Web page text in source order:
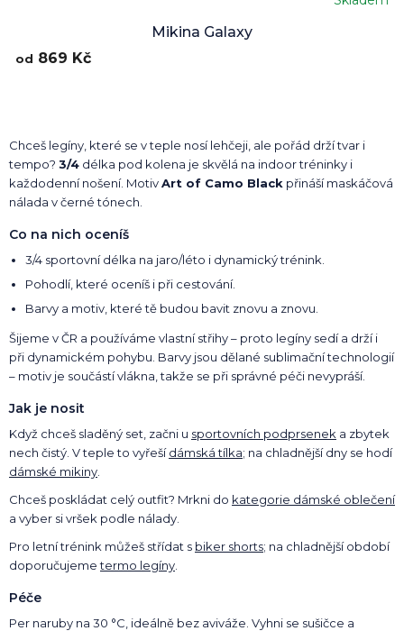
Mikina Galaxy
od 869 Kč
Chceš legíny, které se v teple nosí lehčeji, ale pořád drží tvar i
tempo? 3/4 délka pod kolena je skvělá na indoor tréninky i
každodenní nošení. MotivArt of Camo Black přináší maskáčová
nálada v černé tónech.
Co na nich oceníš
3/4 sportovní délka na jaro/léto i dynamický trénink.
Pohodlí, které oceníš i při cestování.
Barvy a motiv, které tě budou bavit znovu a znovu.
Šijeme v ČR a používáme vlastní střihy – proto legíny sedí a drží i
při dynamickém pohybu. Barvy jsou dělané sublimační technologií
– motiv je součástí vlákna, takže se při správné péči nevypráší.
Jak je nosit
Když chceš sladěný set, začni u sportovních podprsenek a zbytek
nech čistý. V teple to vyřešídámská tílka; na chladnější dny se hodí
dámské mikiny
Chceš poskládat celý outfit? Mrkni do kategorie dámské oblečení
a vyber si vršek podle nálady.
Pro letní trénink můžeš střídat s biker shorts; na chladnější období
doporučujemetermo legíny
Péče
Per naruby na 30 °C, ideálně bez aviváže. Vyhni se sušičce a